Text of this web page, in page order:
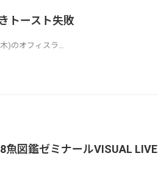
トースト失敗
)のオフィスラ…
魚図鑑ゼミナールVISUAL LIVE